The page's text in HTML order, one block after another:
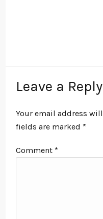
Leave a Reply
Your email address
fields are marked *
Comment *